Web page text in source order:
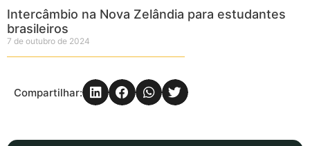
Intercâmbio na Nova Zelândia para estudantes
brasileiros
7 de outubro de 2024
Compartilhar: